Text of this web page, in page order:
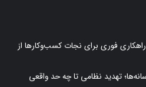
فوری برای نجات کسب‌وکارها از
تهدید نظامی تا چه حد واقعی